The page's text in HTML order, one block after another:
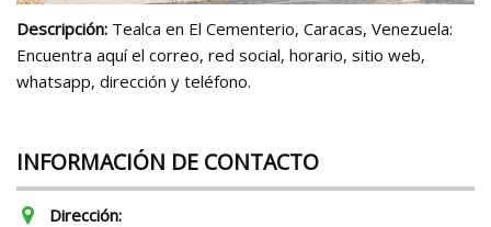
Descripción: Tealca en El Cementerio, Caracas, Venezuela:
Encuentra aquí el correo, red social, horario, sitio web,
whatsapp, dirección y teléfono.
INFORMACIÓN DE CONTACTO
Dirección: